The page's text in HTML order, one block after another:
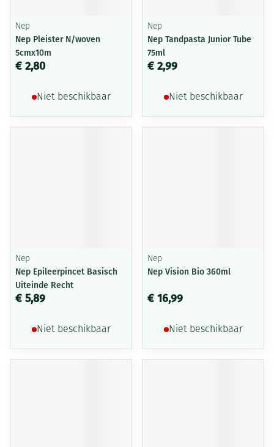
Nep
Nep Pleister N/woven
5cmx10m
€ 2,80
Niet beschikbaar
Nep
Nep Tandpasta Junior Tube
75ml
€ 2,99
Niet beschikbaar
Nep
Nep Epileerpincet Basisch
Uiteinde Recht
€ 5,89
Niet beschikbaar
Nep
Nep Vision Bio 360ml
€ 16,99
Niet beschikbaar